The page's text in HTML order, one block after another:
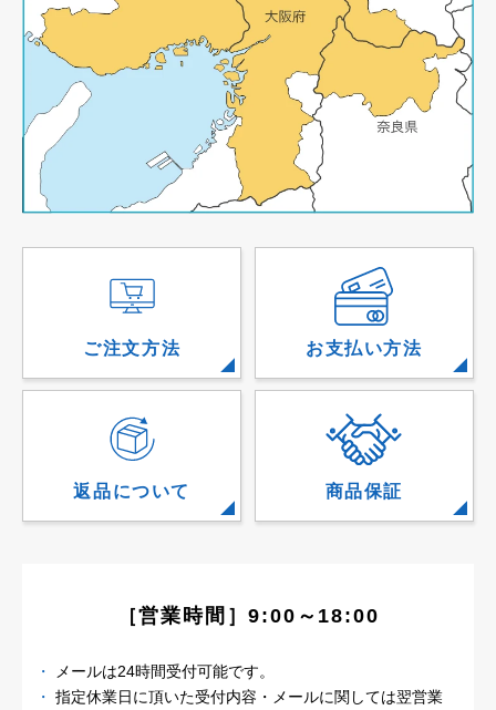
ご注文方法 お支払い方法
返品について 商品保証
［営業時間］9:00～18:00
メールは24時間受付可能です。
指定休業日に頂いた受付内容・メールに関しては翌営業